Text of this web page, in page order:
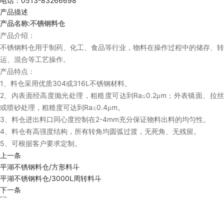
产品描述
产品名称:不锈钢料仓
产品介绍：
不锈钢料仓用于制药、化工、食品等行业，物料在操作过程中的储存、转
运、混合等工艺操作。
产品特点：
1 、料仓采用优质304或316L 不锈钢材料。
2、内表面经高度抛光处理，粗糙度可达到 Ra≤0.2μm ；外表镜面、拉丝
或喷砂处理，粗糙度可达到 Ra≤0.4μm。
3、料仓进出料口同心度控制在2-4mm充分保证物料出料的均匀性。
4、料仓有高强度结构，所有转角均圆弧过渡，无死角、无残留。
5、可根据客户要求定制。
上一条
平湖不锈钢料仓/方形料斗
平湖不锈钢料仓/3000L周转料斗
下一条